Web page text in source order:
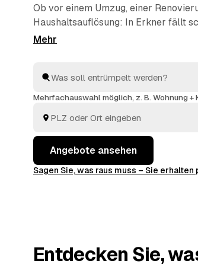
Ob vor einem Umzug, einer
Haushaltsauflösung: In Erkner fällt
wegbekommt. Über AWL geben Sie
finden Sie ohne langes Suchen den
Preise im Voraus raten.
Mehrfachauswahl möglich, z. B. Wohnung +
Angebote ansehen
Sagen Sie, was raus muss – Sie
Entdecken Sie,